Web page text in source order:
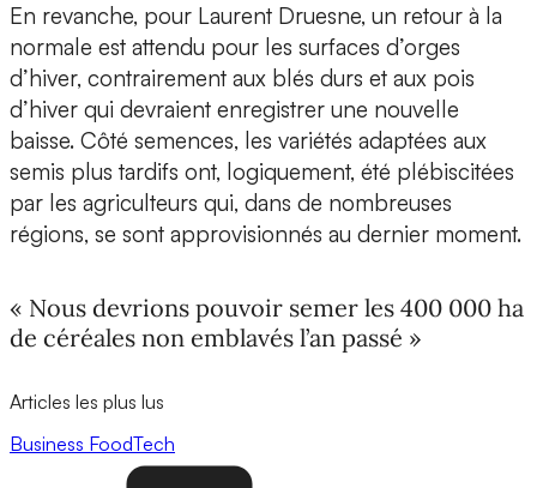
En revanche, pour Laurent Druesne, un retour à la
normale est attendu pour les surfaces d’orges
d’hiver, contrairement aux blés durs et aux pois
d’hiver qui devraient enregistrer une nouvelle
baisse. Côté semences, les variétés adaptées aux
semis plus tardifs ont, logiquement, été plébiscitées
par les agriculteurs qui, dans de nombreuses
régions, se sont approvisionnés au dernier moment.
« Nous devrions pouvoir semer les 400 000 ha
de céréales non emblavés l’an passé »
Articles les plus lus
Business FoodTech